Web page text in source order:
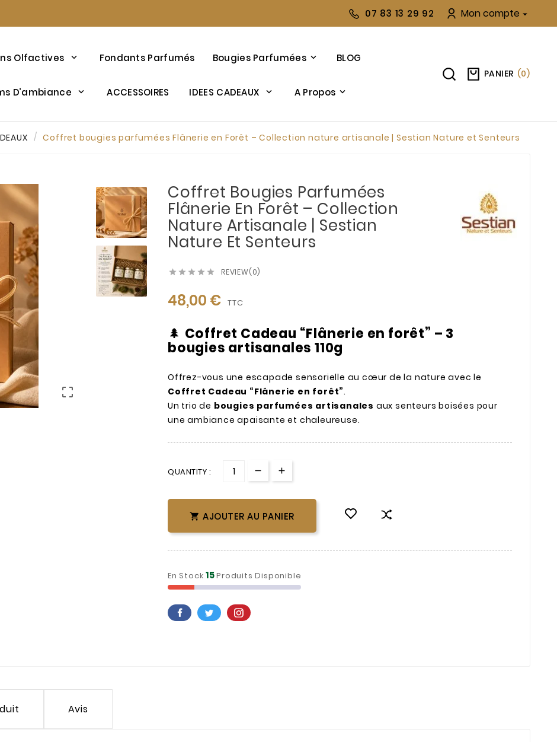
07 83 13 29 92 Mon compte 
Olfactives Fondants Parfumés Bougies Parfumées BLOG
D’ambiance ACCESSOIRES IDEES CADEAUX A Propos
PANIER (0)
Coffret bougies parfumées Flânerie en Forêt – Collection nature artisanale | Sestian Nature et Senteurs

Coffret Bougies Parfumées
Flânerie En Forêt – Collection
Nature Artisanale | Sestian
Nature Et Senteurs
     REVIEW(0)
48,00 € TTC
🌲 Coffret Cadeau “Flânerie en forêt” – 3
bougies artisanales 110g
Offrez-vous une escapade sensorielle au cœur de la nature avec le
Coffret Cadeau “Flânerie en forêt”.
Un trio de bougies parfumées artisanales aux senteurs boisées pour
une ambiance apaisante et chaleureuse.
QUANTITY :
 AJOUTER AU PANIER
En Stock15Produits Disponible
Avis